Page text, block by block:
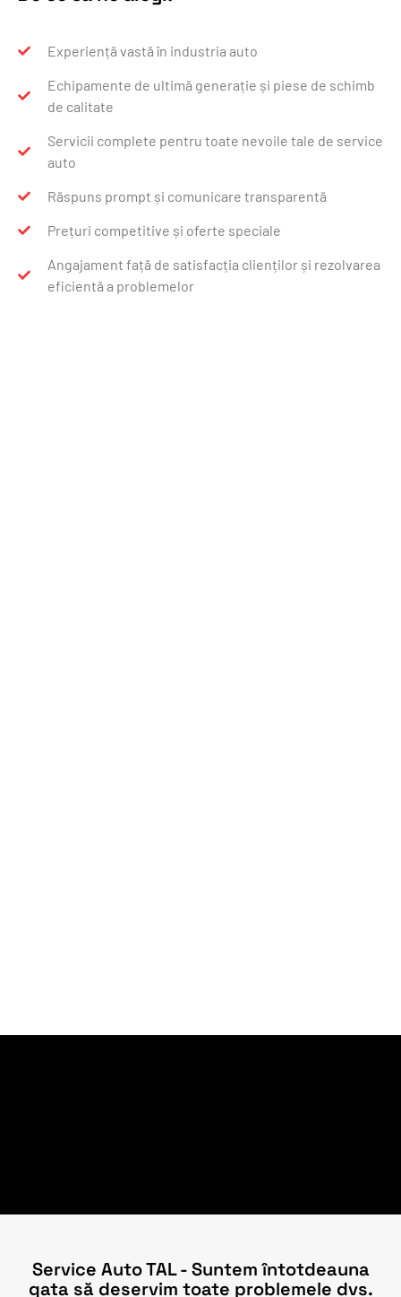
Experiență vastă în industria auto
Echipamente de ultimă generație și piese de schimb
de calitate
Servicii complete pentru toate nevoile tale de service
auto
Răspuns prompt și comunicare transparentă
Prețuri competitive și oferte speciale
Angajament față de satisfacția clienților și rezolvarea
eficientă a problemelor
Service Auto TAL - Suntem întotdeauna
gata să deservim toate problemele dvs.